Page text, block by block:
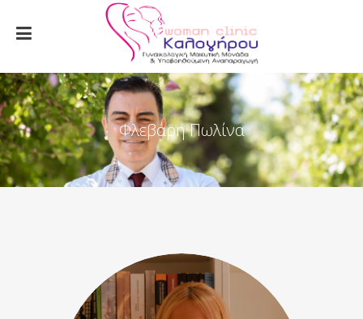
Φλεβάρη Πωλίνα